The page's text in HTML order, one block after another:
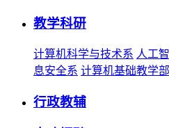
教学科研
计算机科学与技术系 人工
息安全系 计算机基础教学部
行政教辅